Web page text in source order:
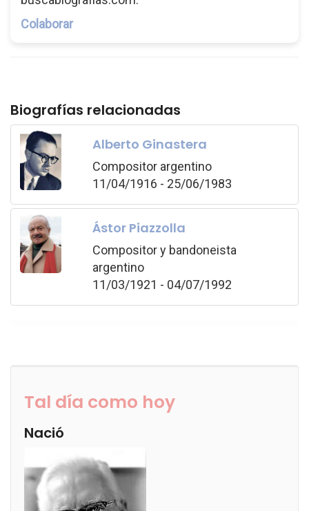
Colaborar
Biografías relacionadas
Alberto Ginastera
Compositor argentino
11/04/1916 - 25/06/1983
Ástor Piazzolla
Compositor y bandoneista
argentino
11/03/1921 - 04/07/1992
Tal día como hoy
Nació